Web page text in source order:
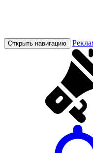
Открыть навигацию